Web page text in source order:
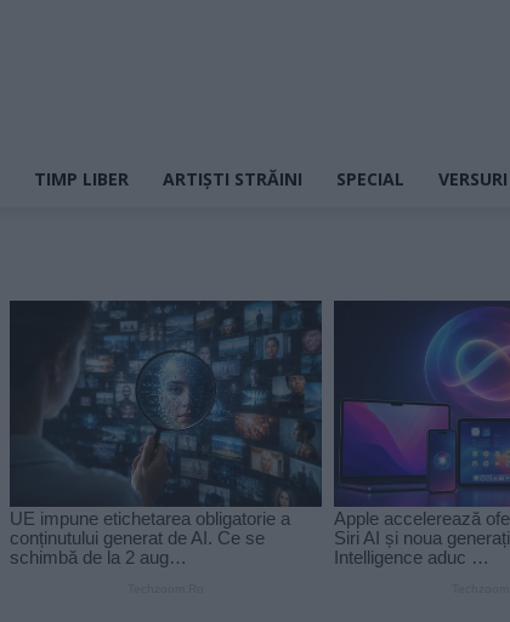
TIMP LIBER ARTIȘTI STRĂINI SPECIAL VERSURI